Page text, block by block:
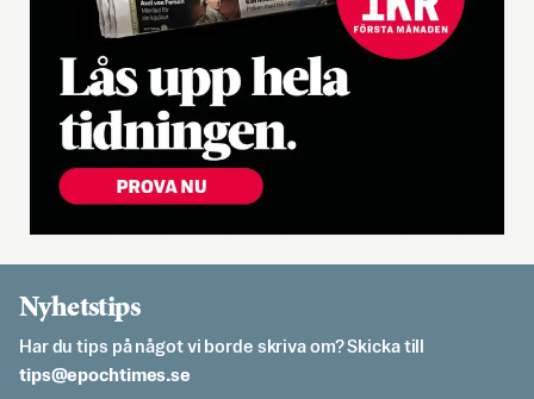
Nyhetstips
Har du tips på något vi borde skriva om? Skicka till
es.semithcope@spit